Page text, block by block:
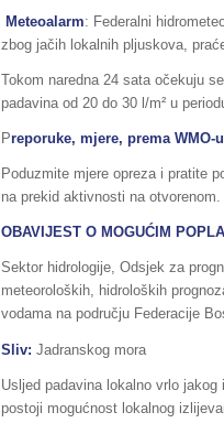
Meteoalarm: Federalni
zbog jačih lokalnih pljuskova,
Tokom naredna 24 sata očekuju
padavina od 20 do 30 l/m² u
Preporuke, mjere, prema
Poduzmite mjere opreza i pratite
na prekid aktivnosti na otvorenom.
OBAVIJEST O MOGUĆIM
Sektor hidrologije, Odsjek za
meteoroloških, hidroloških
vodama na području Federacije
Sliv: Jadranskog mora
Usljed padavina lokalno vrlo
postoji mogućnost lokalnog